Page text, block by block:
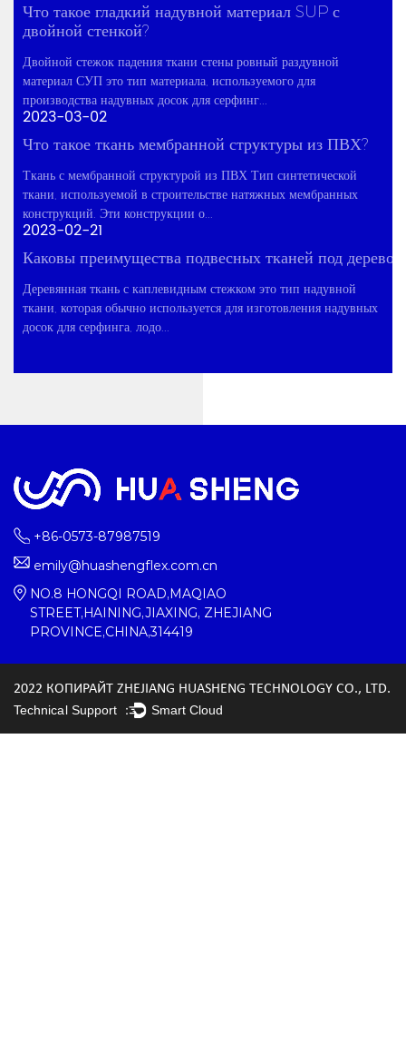
Что такое гладкий надувной материал SUP с
двойной стенкой?
Двойной стежок падения ткани стены ровный раздувной
материал СУП это тип материала, используемого для
производства надувных досок для серфинг...
2023-03-02
Что такое ткань мембранной структуры из ПВХ?
Ткань с мембранной структурой из ПВХ Тип синтетической
ткани, используемой в строительстве натяжных мембранных
конструкций. Эти конструкции о...
2023-02-21
Каковы преимущества подвесных тканей под дерево?
Деревянная ткань с каплевидным стежком это тип надувной
ткани, которая обычно используется для изготовления надувных
досок для серфинга, лодо...
+86-0573-87987519
emily@huashengflex.com.cn
NO.8 HONGQI ROAD,MAQIAO
STREET,HAINING,JIAXING, ZHEJIANG
PROVINCE,CHINA,314419
2022 КОПИРАЙТ ZHEJIANG HUASHENG TECHNOLOGY CO., LTD.
Technical Support ： Smart Cloud